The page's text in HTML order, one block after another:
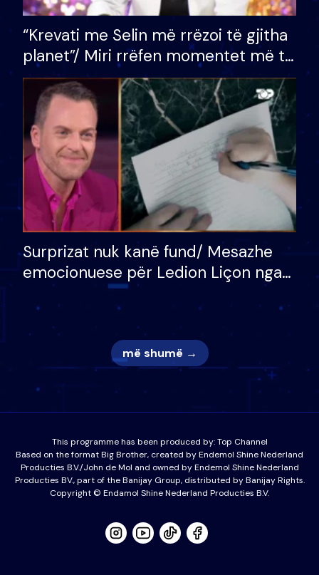
“Krevati me Selin më rrëzoi të gjitha
planet”/ Miri rrëfen momentet më të
bukura në shtëpinë e BB VIP: Do më
mungojë zilja e mëngjesit kur…
Surprizat nuk kanë fund/ Mesazhe
emocionuese për Ledion Liçon nga
nëna dhe fëmijët e tij, moderatori
nuk i mban dot lotët: Nuk meritoj…
më shumë →
This programme has been produced by:Top Channel
Based on the format Big Brother, created by Endemol Shine Nederland
Producties B.V./John de Mol and owned by Endemol Shine Nederland
Producties BV., part of the Banijay Group, distributed by Banijay Rights.
Copyright © Endamol Shine Nederland Producties B.V.